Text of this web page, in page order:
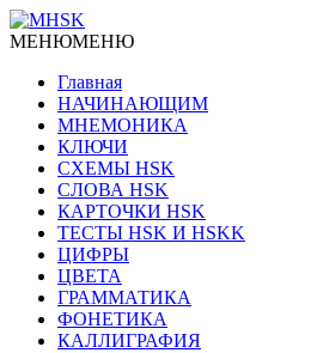
МЕНЮМЕНЮ
Главная
НАЧИНАЮЩИМ
МНЕМОНИКА
КЛЮЧИ
СХЕМЫ HSK
СЛОВА HSK
КАРТОЧКИ HSK
ТЕСТЫ HSK И HSKK
ЦИФРЫ
ЦВЕТА
ГРАММАТИКА
ФОНЕТИКА
КАЛЛИГРАФИЯ